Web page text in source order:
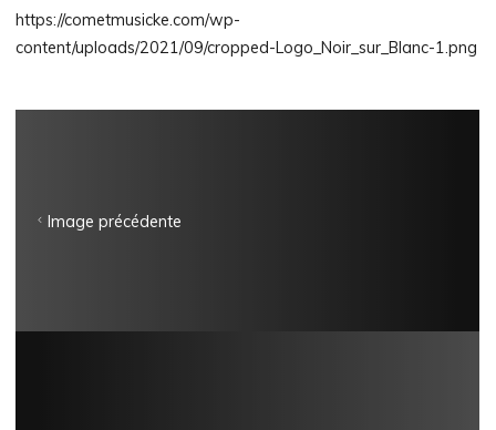
https://cometmusicke.com/wp-
content/uploads/2021/09/cropped-Logo_Noir_sur_Blanc-1.png
Image précédente